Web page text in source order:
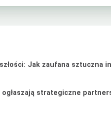
Jak zaufana sztuczna
strategiczne